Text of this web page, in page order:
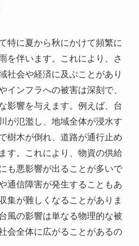
特に夏から秋にかけて頻繁に
を伴います。これにより、さ
社会や経済に及ぶことがあり
インフラへの被害は深刻で、
影響を与えます。例えば、台
が氾濫し、地域全体が浸水す
樹木が倒れ、道路が通行止め
す。これにより、物資の供給
も悪影響が出ることが多いで
通信障害が発生することもあ
集が難しくなることがありま
風の影響は単なる物理的な被
会全体に広がることがあるの